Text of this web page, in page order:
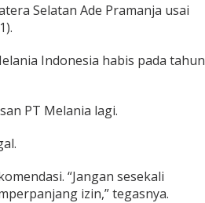
Selatan Ade Pramanja usai
Indonesia habis pada tahun
PT Melania lagi.
“Jangan sesekali
izin,” tegasnya.